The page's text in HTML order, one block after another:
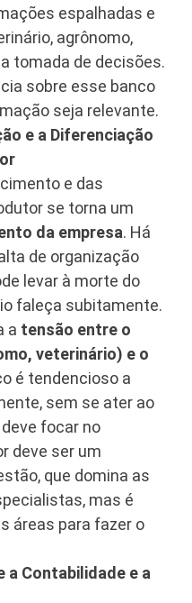
espalhadas e
agrônomo,
tomada de decisões.
sobre esse banco
seja relevante.
e a Diferenciação
e das
se torna um
da empresa. Há
de organização
levar à morte do
faleça subitamente.
a tensão entre o
veterinário) e o
é tendencioso a
sem se ater ao
focar no
deve ser um
que domina as
mas é
áreas para fazer o
a Contabilidade e a